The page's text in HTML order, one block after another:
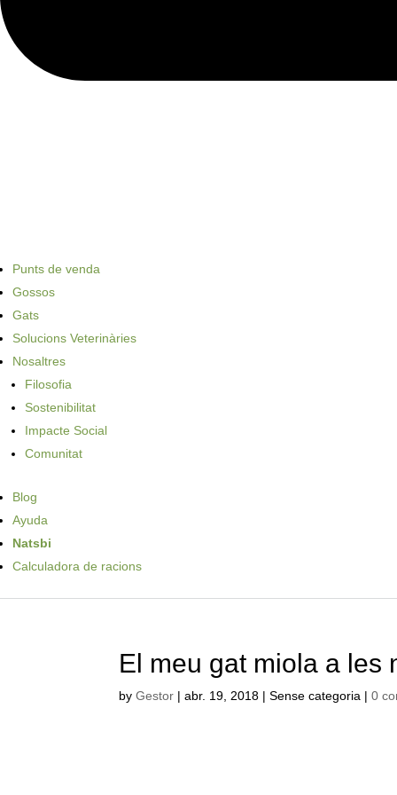
Punts de venda
Gossos
Gats
Solucions Veterinàries
Nosaltres
Filosofia
Sostenibilitat
Impacte Social
Comunitat
Blog
Ayuda
Natsbi
Calculadora de racions
El meu gat miola a les
byGestor |abr. 19, 2018 | Sense categoria |0